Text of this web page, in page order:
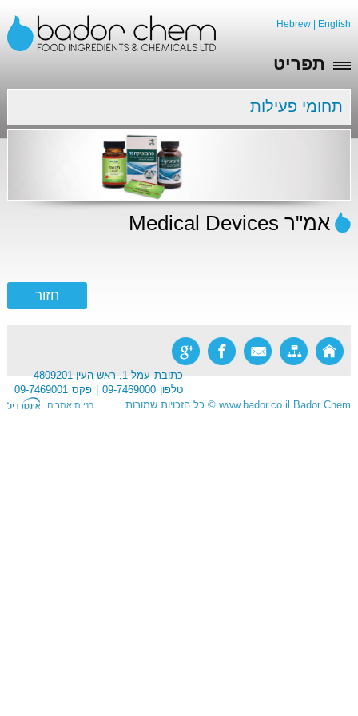
Hebrew English
תפריט
תחומי פעילות
אמ"ר Medical Devices
כתובת עמל 1, ראש העין 4809201
טלפון 09-7469000 פקס 09-7469001
Bador Chem
www.bador.co.il
© כל הזכויות שמורות בניית אתרים